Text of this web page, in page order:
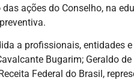
ações do Conselho, na
a profissionais, entidades
Bugarim; Geraldo
Federal do Brasil,